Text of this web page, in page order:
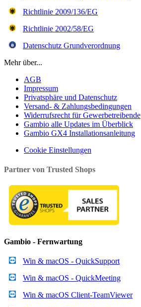
Richtlinie 2009/136/EG
Richtlinie 2002/58/EG
Datenschutz Grundverordnung
Mehr über...
AGB
Impressum
Privatsphäre und Datenschutz
Versand- & Zahlungsbedingungen
Widerrufsrecht für Gewerbetreibende
Gambio alle Updates im Überblick
Gambio GX4 Installationsanleitung
Cookie Einstellungen
Partner von Trusted Shops
Gambio - Fernwartung
Win & macOS - QuickSupport
Win & macOS - QuickMeeting
Win & macOS Client-TeamViewer